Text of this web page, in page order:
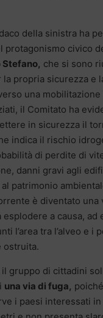
della sinistra ha
protagonismo civico
Stefano, che si sono
propria sicurezza e
una
il Comitato ha
in sicurezza il
indica il rischio
di perdite di
danni gravi agli
patrimonio
è diventato una
esplodere a causa, ad
l’area tra l’alveo e i
ostruita.
gruppo di cittadini
una via di fuga,
i paesi interessati